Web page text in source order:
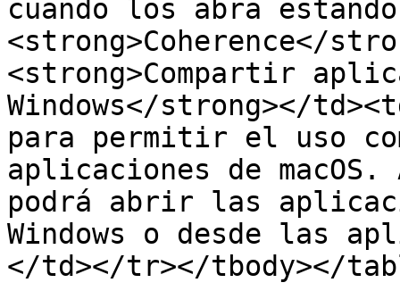
cuando los abra estando
<strong>Coherence</
<strong>Compartir
Windows</strong></
para permitir el uso
aplicaciones de
podrá abrir las
Windows o desde las
</td></tr></tbody></